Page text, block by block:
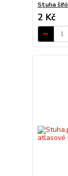
Stuha
2 Kč